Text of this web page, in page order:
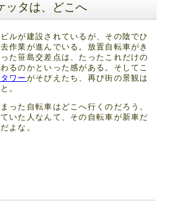
ッタは、どこへ
ルが建設されているが、その陰でひ
作業が進んでいる。放置自転車がき
た笹島交差点は、たったこれだけの
るのかといった感がある。そしてこ
ワー がそびえたち、再び街の景観は
。
った自転車はどこへ行くのだろう。
いた人なんて、その自転車が新車だ
よな。